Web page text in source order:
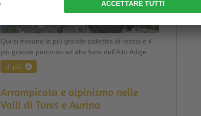
Qui si trovano la più grande palestra di roccia e il
più grande percorso ad alta fune dell'Alto Adige ...
di più
Arrampicata e alpinismo nelle
Valli di Tures e Aurina